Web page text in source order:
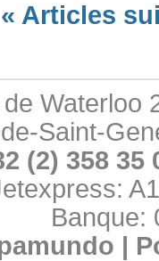
« Articles
Waterloo
Saint-
(2) 358 35
Banque:
|